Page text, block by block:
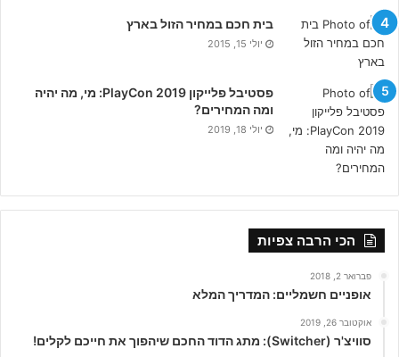
בית חכם במחיר הזול בארץ
יולי 15, 2015
פסטיבל פלייקון PlayCon 2019: מי, מה יהיה
ומה המחירים?
יולי 18, 2019
הכי הרבה צפיות
פברואר 2, 2018
אופניים חשמליים: המדריך המלא
אוקטובר 26, 2019
סוויצ'ר (Switcher): מתג הדוד החכם שיהפוך את חייכם לקלים!